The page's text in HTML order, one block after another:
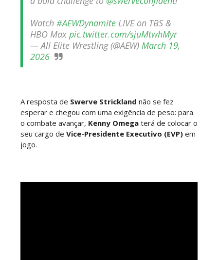
SummerSlam 2002 - Undisputed WWE
SCSA867-Jul 28 2026
WWE Monday Night Raw 27 July 2026
Unknown-Jul 28 2026
AEW Redemption 2026
Unknown-Jul 27 2026
Watch #AEWDynamiteLIVE on TBS &
HBO Max pic.twitter.com/sjuMtwhMyr
— All Elite Wrestling (@AEW) March 19,
2026
A resposta de Swerve Strickland não se fez
esperar e chegou com uma exigência de peso: para
o combate avançar, Kenny Omegaterá de colocar o
seu cargo de Vice-Presidente Executivo (EVP)em
jogo.